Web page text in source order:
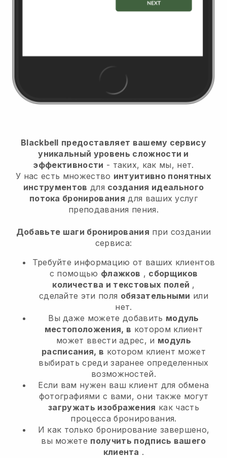
Blackbell предоставляет вашему сервису
уникальный уровень сложности и
эффективности - таких, как мы, нет.
У нас есть множество интуитивно понятных
инструментов для создания идеального
потока бронирования для ваших услуг
преподавания пения.
Добавьте шаги бронирования при создании
сервиса:
Требуйте информацию от ваших клиентов
с помощью флажков , сборщиков
количества и текстовых полей ,
сделайте эти поля обязательными или
нет.
Вы даже можете добавить модуль
местоположения, в котором клиент
может ввести адрес, и модуль
расписания, в котором клиент может
выбирать среди заранее определенных
возможностей.
Если вам нужен ваш клиент для обмена
фотографиями с вами, они также могут
загружать изображения как часть
процесса бронирования.
И как только бронирование завершено,
вы можете получить подпись вашего
клиента .